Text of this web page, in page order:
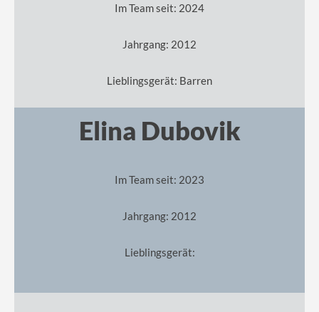
Im Team seit: 2024
Jahrgang: 2012
Lieblingsgerät: Barren
Elina Dubovik
Im Team seit: 2023
Jahrgang: 2012
Lieblingsgerät: